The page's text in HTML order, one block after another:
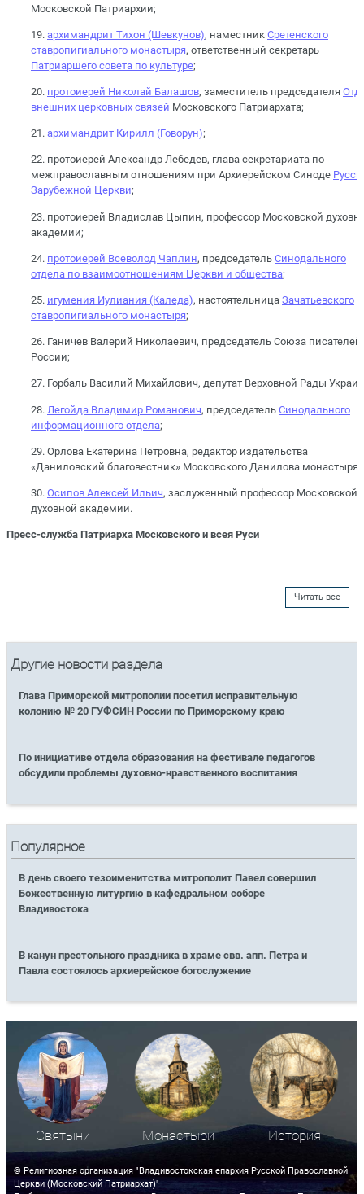
Московской Патриархии;
19. архимандрит Тихон (Шевкунов), наместник Сретенского
ставропигиального монастыря, ответственный секретарь
Патриаршего совета по культуре;
20. протоиерей Николай Балашов, заместитель председателя
внешних церковных связей Московского Патриархата;
21. архимандрит Кирилл (Говорун);
22. протоиерей Александр Лебедев, глава секретариата по
межправославным отношениям при Архиерейском Синоде
Зарубежной Церкви;
23. протоиерей Владислав Цыпин, профессор Московской
академии;
24. протоиерей Всеволод Чаплин, председатель Синодального
отдела по взаимоотношениям Церкви и общества;
25. игумения Иулиания (Каледа), настоятельница Зачатьевского
ставропигиального монастыря;
26. Ганичев Валерий Николаевич, председатель Союза писателей
России;
27. Горбаль Василий Михайлович, депутат Верховной Рады
28. Легойда Владимир Романович, председатель Синодального
информационного отдела;
29. Орлова Екатерина Петровна, редактор издательства
«Даниловский благовестник» Московского Данилова монастыря;
30. Осипов Алексей Ильич, заслуженный профессор Московской
духовной академии.
Пресс-служба Патриарха Московского и всея Руси
Читать все
Другие новости раздела
Глава Приморской митрополии посетил исправительную
колонию № 20 ГУФСИН России по Приморскому краю
По инициативе отдела образования на фестивале педагогов
обсудили проблемы духовно-нравственного воспитания
Популярное
В день своего тезоименитства митрополит Павел совершил
Божественную литургию в кафедральном соборе
Владивостока
В канун престольного праздника в храме свв. апп. Петра и
Павла состоялось архиерейское богослужение
Святыни Монастыри История
© Религиозная организация "Владивостокская епархия Русской Православной
Церкви (Московский Патриархат)"